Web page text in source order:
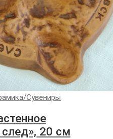
/Сувениры
20 см